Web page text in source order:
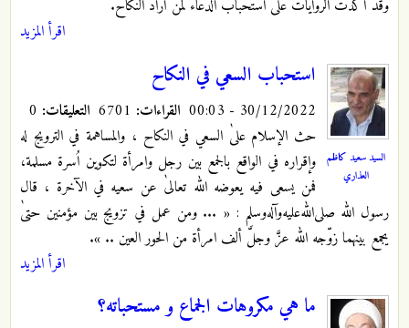
وقد أكدت الروايات علىٰ استحباب الدعاء لمن أراد النكاح.
اقرأ المزيد
السيد سعيد كاظم
العذاري
استحباب السعي في النكاح
30/12/2022 - 00:03 القراءات: التعليقات:
حث الإسلام علىٰ السعي في النكاح ، والمساهمة في الترويج له
وإقراره في الواقع بالجمع بين رجل وامرأة لتكوين اُسرة مسلمة،
فمن يسعى فيه يعوضه الله تعالىٰ عن سعيه في الآخرة ، قال
رسول الله صلى‌الله‌عليه‌وآله‌وسلم : « ... ومن عمل في تزويج بين مؤمنين حتىٰ
يجمع بينهما زوّجه الله عزَّ وجلَّ ألف امرأة من الحور العين .. ».
اقرأ المزيد
ما هي مكروهات الجماع و مستحباته؟